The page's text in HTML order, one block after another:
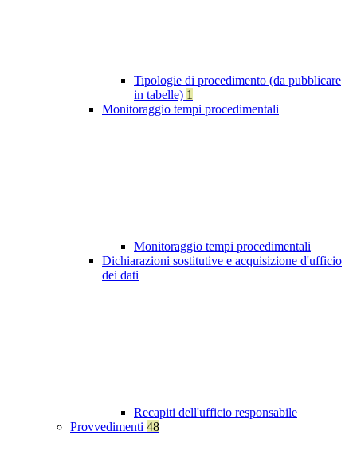
Tipologie di procedimento (da pubblicare
in tabelle) 1
Monitoraggio tempi procedimentali
Monitoraggio tempi procedimentali
Dichiarazioni sostitutive e acquisizione d'ufficio
dei dati
Recapiti dell'ufficio responsabile
Provvedimenti 48